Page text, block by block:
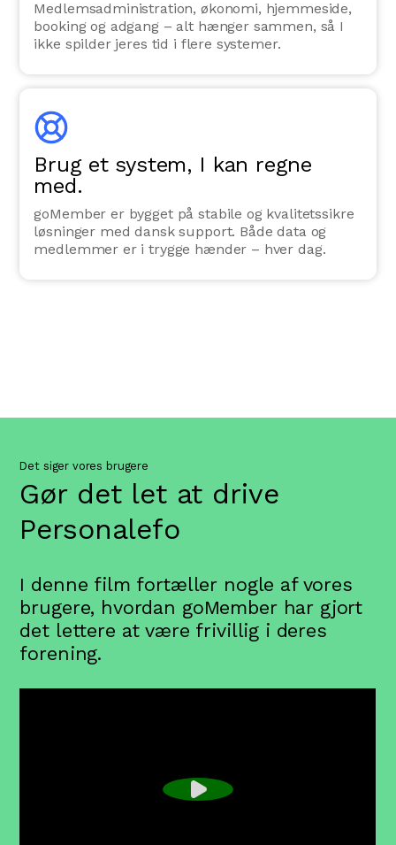
Medlemsadministration, økonomi, hjemmeside,
booking og adgang – alt hænger sammen, så I
ikke spilder jeres tid i flere systemer.
Brug et system, I kan regne
med.
goMember er bygget på stabile og kvalitetssikre
løsninger med dansk support. Både data og
medlemmer er i trygge hænder – hver dag.
Det siger vores brugere
Gør det let at drive
Personaleforeningen
I denne film fortæller nogle af vores
brugere, hvordan goMember har gjort
det lettere at være frivillig i deres
forening.